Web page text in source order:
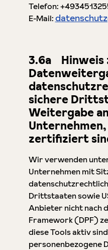
Telefon:
E-Mail:
3.6a Hinweis
sichere
Weitergabe
zertifiziert
Wir verwenden
Unternehmen mit
Drittstaaten sowie
Anbieter nicht nach
Framework (DPF)
diese Tools aktiv
personenbezogene